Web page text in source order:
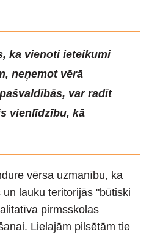
ka vienoti ieteikumi
neņemot vērā
var radīt
vienlīdzību, kā
vērsa uzmanību, ka
lauku teritorijās "būtiski
pirmsskolas
Lielajām pilsētām tie